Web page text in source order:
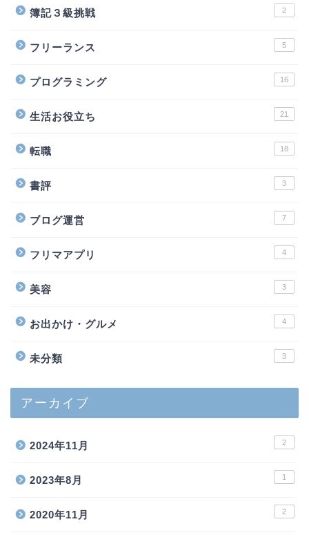
簿記３級挑戦 2
フリーランス 5
プログラミング 16
生活お役立ち 21
転職 18
書評 3
ブログ運営 7
フリマアプリ 4
美容 3
お出かけ・グルメ 4
未分類 3
アーカイブ
2024年11月 2
2023年8月 1
2020年11月 2